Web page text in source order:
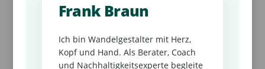
Frank Braun
Ich bin Wandelgestalter mit Herz,
Kopf und Hand. Als Berater, Coach
und Nachhaltigkeitsexperte begleite